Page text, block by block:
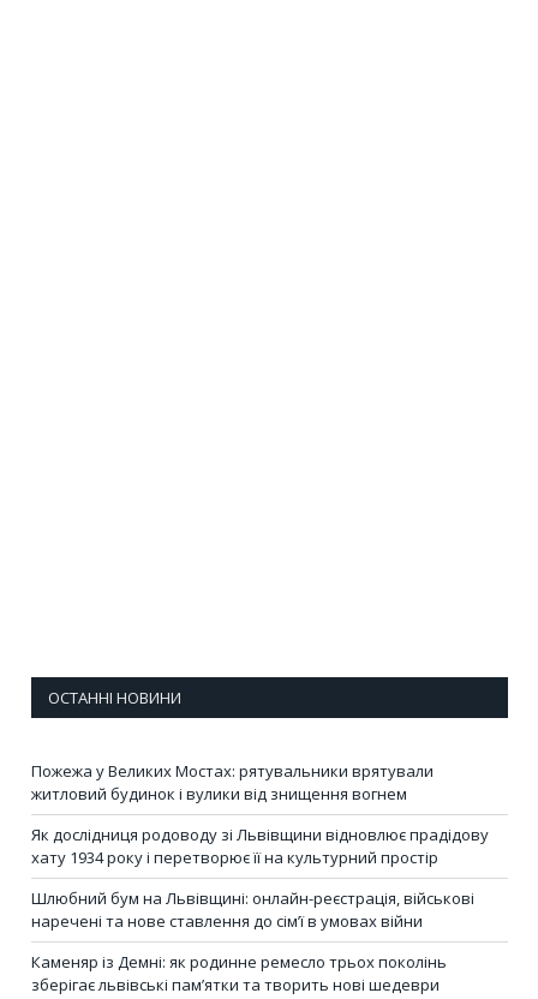
ОСТАННІ НОВИНИ
Пожежа у Великих Мостах: рятувальники врятували
житловий будинок і вулики від знищення вогнем
Як дослідниця родоводу зі Львівщини відновлює прадідову
хату 1934 року і перетворює її на культурний простір
Шлюбний бум на Львівщині: онлайн-реєстрація, військові
наречені та нове ставлення до сім’ї в умовах війни
Каменяр із Демні: як родинне ремесло трьох поколінь
зберігає львівські пам’ятки та творить нові шедеври